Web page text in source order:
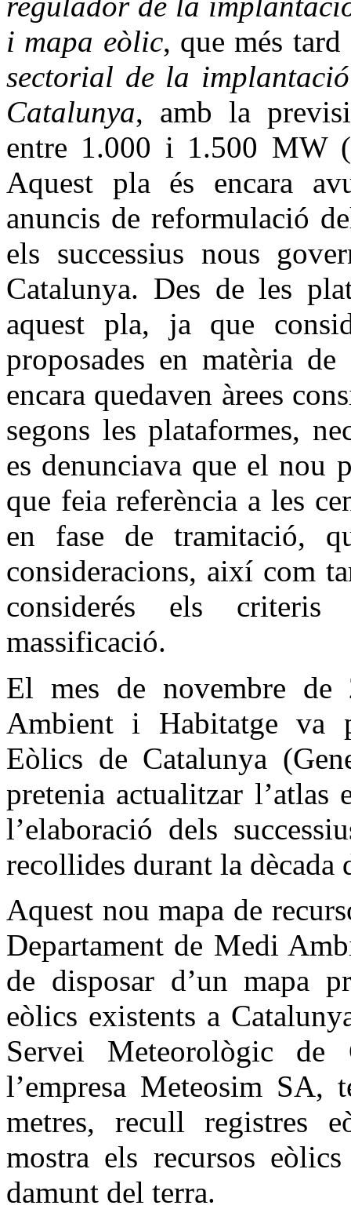
i mapa eòlic, que més
sectorial de la
Catalunya, amb la
entre 1.000 i 1.500 MW
Aquest pla és encara
anuncis de reformulació
els successius nous
Catalunya. Des de les
aquest pla, ja que
proposades en matèria
encara quedaven àrees
segons les plataformes,
es denunciava que el nou
que feia referència a les
en fase de tramitació,
consideracions, així com
considerés els
massificació.
El mes de novembre de
Ambient i Habitatge va
Eòlics de Catalunya
pretenia actualitzar
l’elaboració dels
recollides durant la dècada
Aquest nou mapa de
Departament de Medi
de disposar d’un mapa
eòlics existents a
Servei Meteorològic de
l’empresa Meteosim SA,
metres, recull registres
mostra els recursos
damunt del terra.